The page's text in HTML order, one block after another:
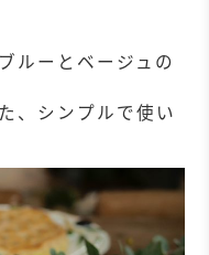
ルーとベージュの
、シンプルで使い